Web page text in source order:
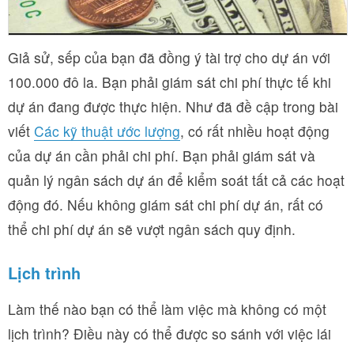
Giả sử, sếp của bạn đã đồng ý tài trợ cho dự án với
100.000 đô la. Bạn phải giám sát chi phí thực tế khi
dự án đang được thực hiện. Như đã đề cập trong bài
viết Các kỹ thuật ước lượng, có rất nhiều hoạt động
của dự án cần phải chi phí. Bạn phải giám sát và
quản lý ngân sách dự án để kiểm soát tất cả các hoạt
động đó. Nếu không giám sát chi phí dự án, rất có
thể chi phí dự án sẽ vượt ngân sách quy định.
Lịch trình
Làm thế nào bạn có thể làm việc mà không có một
lịch trình? Điều này có thể được so sánh với việc lái